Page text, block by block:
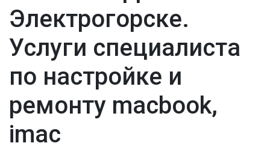
Электрогорске.
Услуги специалиста
по настройке и
ремонту macbook,
imac